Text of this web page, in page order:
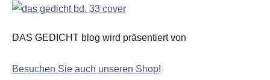
DAS GEDICHT blog wird präsentiert von
Besuchen Sie auch unseren Shop!